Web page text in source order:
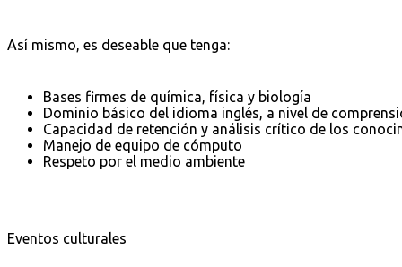
Así mismo, es deseable que tenga:
Bases firmes de química, física y biología
Dominio básico del idioma inglés, a nivel de
Capacidad de retención y análisis crítico de los
Manejo de equipo de cómputo
Respeto por el medio ambiente
Eventos culturales